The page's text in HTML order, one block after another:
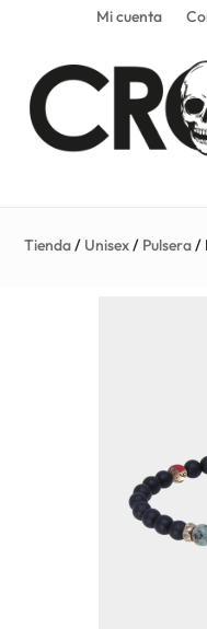
Mi cuenta
Tienda/ Unisex/ Pulsera/